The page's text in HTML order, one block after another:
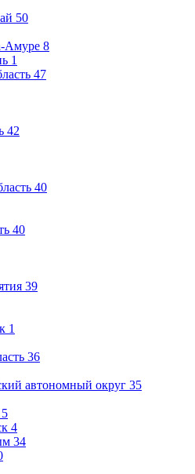
50
Амуре 8
1
47
42
40
40
39
1
36
автономный округ 35
5
4
34